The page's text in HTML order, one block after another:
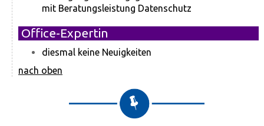
mit Beratungsleistung Datenschutz
Office-Expertin
diesmal keine Neuigkeiten
nach oben